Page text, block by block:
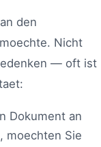
den
Nicht
— oft ist
Dokument an
moechten Sie